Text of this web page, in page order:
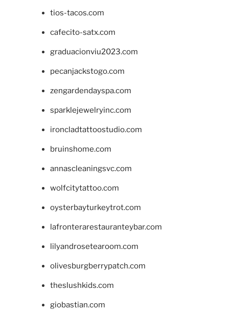
tios-tacos.com
cafecito-satx.com
graduacionviu2023.com
pecanjackstogo.com
zengardendayspa.com
sparklejewelryinc.com
ironcladtattoostudio.com
bruinshome.com
annascleaningsvc.com
wolfcitytattoo.com
oysterbayturkeytrot.com
lafronterarestauranteybar.com
lilyandrosetearoom.com
olivesburgberrypatch.com
theslushkids.com
giobastian.com